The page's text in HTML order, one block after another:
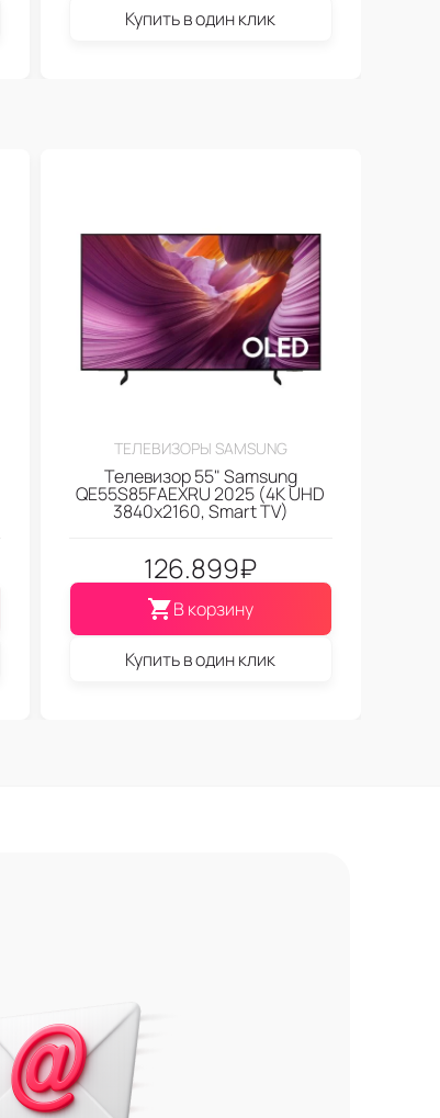
Купить в один клик
ТЕЛЕВИЗОРЫ SAMSUNG
Телевизор 55" Samsung
QE55S85FAEXRU 2025 (4K UHD
3840x2160, Smart TV)
126.899₽
В корзину
Купить в один клик